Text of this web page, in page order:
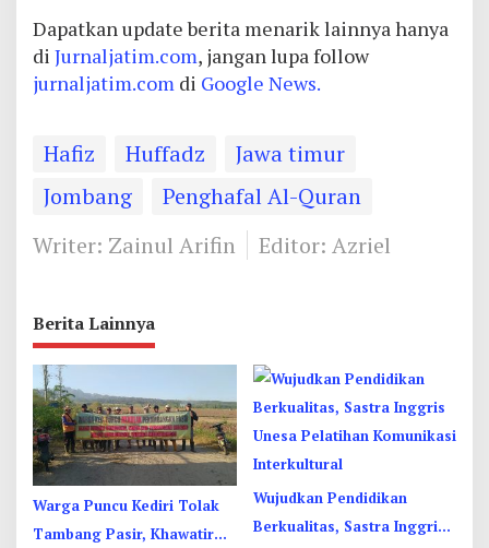
Dapatkan update berita menarik lainnya hanya
di Jurnaljatim.com, jangan lupa follow
jurnaljatim.com di Google News.
Hafiz Huffadz
Jawa timur
Jombang
Penghafal Al-Quran
Writer: Zainul Arifin
Editor: Azriel
Berita Lainnya
Warga Puncu Kediri Tolak
Tambang Pasir, Khawatir
Wujudkan Pendidikan
Berkualitas, Sastra Inggris